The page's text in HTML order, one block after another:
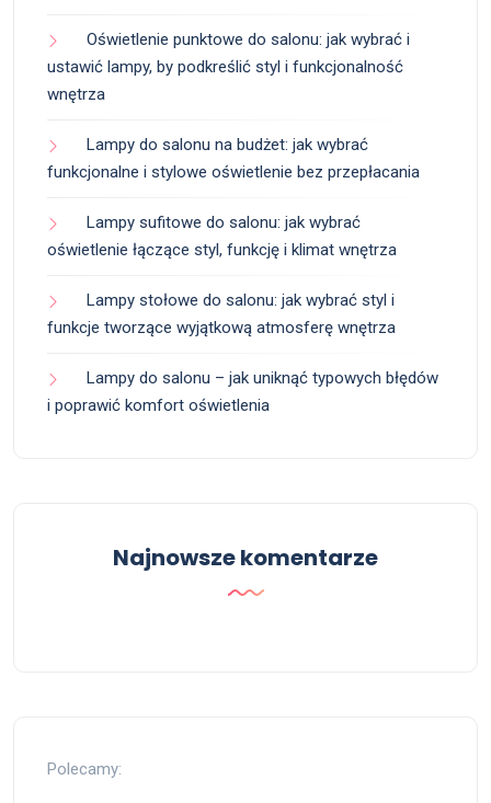
Oświetlenie punktowe do salonu: jak wybrać i
ustawić lampy, by podkreślić styl i funkcjonalność
wnętrza
Lampy do salonu na budżet: jak wybrać
funkcjonalne i stylowe oświetlenie bez przepłacania
Lampy sufitowe do salonu: jak wybrać
oświetlenie łączące styl, funkcję i klimat wnętrza
Lampy stołowe do salonu: jak wybrać styl i
funkcje tworzące wyjątkową atmosferę wnętrza
Lampy do salonu – jak uniknąć typowych błędów
i poprawić komfort oświetlenia
Najnowsze komentarze
Polecamy: